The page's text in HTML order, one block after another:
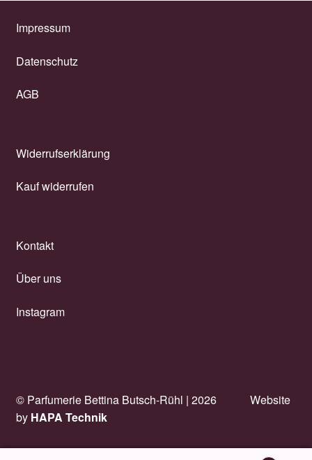
Impressum
Datenschutz
AGB
Widerrufserklärung
Kauf widerrufen
Kontakt
Über uns
Instagram
© Parfumerie Bettina Butsch-Rühl | 2026
Website
by HAPA Technik